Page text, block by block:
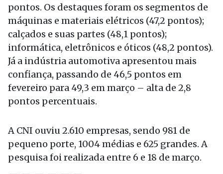
pontos. Os destaques foram os segmentos de
máquinas e materiais elétricos (47,2 pontos);
calçados e suas partes (48,1 pontos);
informática, eletrônicos e óticos (48,2 pontos).
Já a indústria automotiva apresentou mais
confiança, passando de 46,5 pontos em
fevereiro para 49,3 em março – alta de 2,8
pontos percentuais.
A CNI ouviu 2.610 empresas, sendo 981 de
pequeno porte, 1004 médias e 625 grandes. A
pesquisa foi realizada entre 6 e 18 de março.